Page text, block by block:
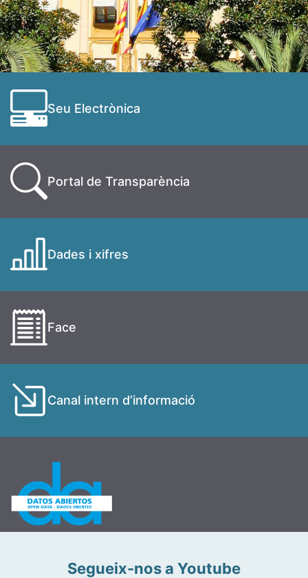
Seu Electrònica
Portal de Transparència
Dades i xifres
Face
Canal intern d’informació
Segueix-nos a Youtube